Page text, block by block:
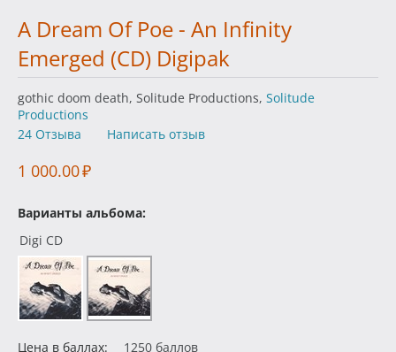
A Dream Of Poe - An Infinity
Emerged (CD) Digipak
gothic doom death, Solitude Productions, Solitude
Productions
24 Отзыва
Написать отзыв
1 000.00₽
Варианты альбома:
Digi CD
Цена в баллах: 1250 баллов